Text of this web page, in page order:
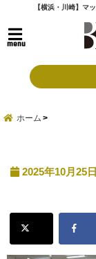
【横浜・川崎】マ
menu
ホーム
2025年10月25日